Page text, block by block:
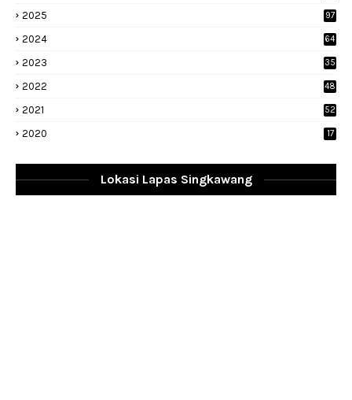
2025 97
2024 64
2023
35
2022
48
2021 52
2020 17
Lokasi Lapas Singkawang